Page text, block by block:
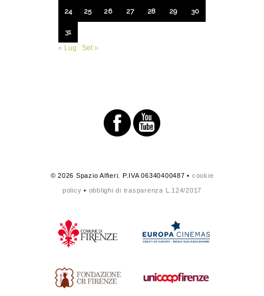
24 25 26 27 28 29 30
31
« Lug
Set »
© 2026 Spazio Alfieri. P.IVA 06340400487 • cookie
policy • obblighi di trasparenza L.124/2017